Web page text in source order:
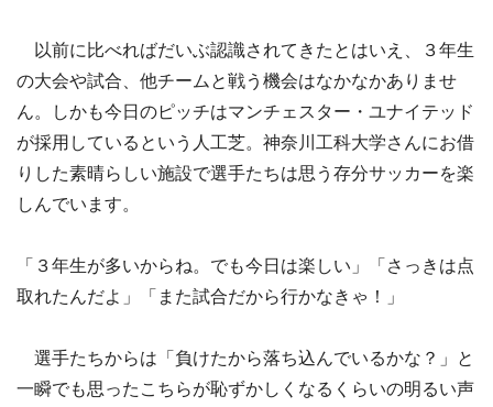
以前に比べればだいぶ認識されてきたとはいえ、３年生
の大会や試合、他チームと戦う機会はなかなかありませ
ん。しかも今日のピッチはマンチェスター・ユナイテッド
が採用しているという人工芝。神奈川工科大学さんにお借
りした素晴らしい施設で選手たちは思う存分サッカーを楽
しんでいます。
「３年生が多いからね。でも今日は楽しい」「さっきは点
取れたんだよ」「また試合だから行かなきゃ！」
選手たちからは「負けたから落ち込んでいるかな？」と
一瞬でも思ったこちらが恥ずかしくなるくらいの明るい声